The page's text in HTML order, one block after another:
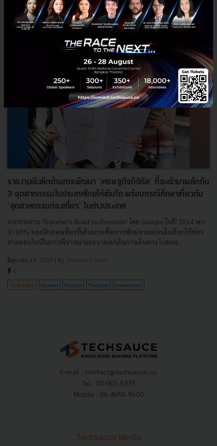
PR News startup COVID-19 Financial digitalization
รายงานเชิงลึกด้านการพัฒนา ‘เศรษฐกิจดิจิทัล’ ที่จะเข้ามาผลักดัน
3 อุตสาหกรรมในประเทศไทยให้เติบโต พร้อมกรณีศึกษาเกี่ยวกับ
‘อุตสาหกรรมท่องเที่ยว’ ในต่างประเทศ
จากรายงาน ‘Traveler's Road to Decision’ โดย Google ในปี 2014 พบ
ว่า 65% ของนักท่องเที่ยวที่เดินทางเพื่อการพักผ่อนหย่อนใจเลือกใช้ช่อง
ทางออนไลน์ในการพิจารณาและวางแผนในการเดินทาง ในขณะ...
มิถุนายน 15, 2017 | By Techsauce Team
0
Tech & Biz Huawei Report Tourism Investment
E-mail : contact@techsauce.co
Tel : 02-001-5375
Mobile : 06-4658-9500
Techsauce Media